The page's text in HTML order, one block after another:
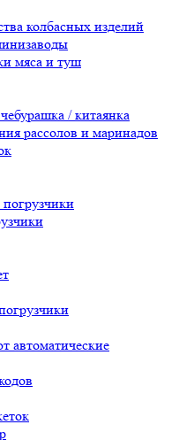
колбасных изделий
мяса и туш
/ китаянка
рассолов и маринадов
автоматические